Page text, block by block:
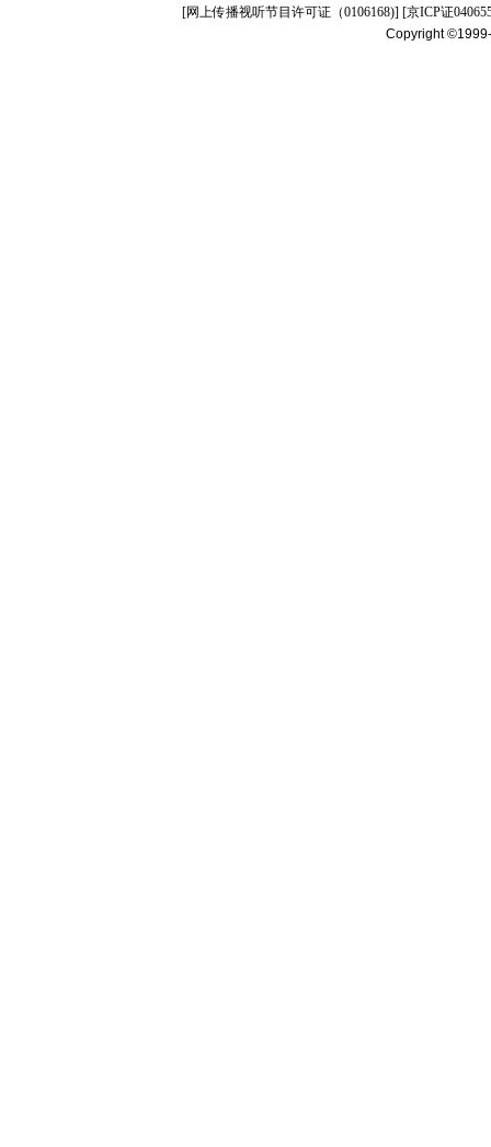
[网上传播视听节目许可证（0106168)] [京ICP证
Copyright